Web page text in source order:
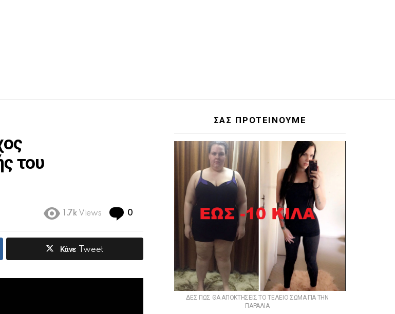
του
1.7k Views 0
Κάνε Tweet
ΣΑΣ ΠΡΟΤΕΙΝΟΥΜΕ
ΔΕΣ ΠΩΣ ΘΑ ΑΠΟΚΤΗΣΕΙΣ ΤΟ ΤΕΛΕΙΟ ΣΩΜΑ ΓΙΑ ΤΗΝ
ΠΑΡΑΛΙΑ